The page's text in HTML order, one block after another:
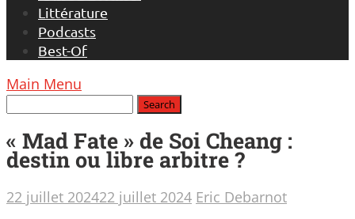
Littérature
Podcasts
Best-Of
Main Menu
« Mad Fate » de Soi Cheang :
destin ou libre arbitre ?
22 juillet 202422 juillet 2024 Eric Debarnot